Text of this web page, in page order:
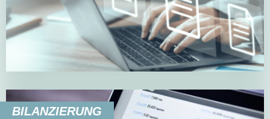
BILANZIERUNG